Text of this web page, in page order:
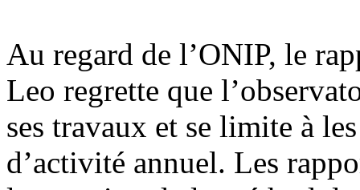
Au regard de l’ONIP, le
Leo regrette que
ses travaux et se limite à
d’activité annuel. Les